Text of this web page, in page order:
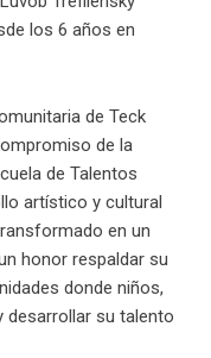
los 6 años en
de Teck
de la
de Talentos
artístico y cultural
en un
honor respaldar su
donde niños,
desarrollar su talento